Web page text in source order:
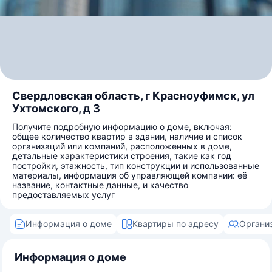
Свердловская область, г Красноуфимск, ул
Ухтомского, д 3
Получите подробную информацию о доме, включая:
общее количество квартир в здании, наличие и список
организаций или компаний, расположенных в доме,
детальные характеристики строения, такие как год
постройки, этажность, тип конструкции и использованные
материалы, информация об управляющей компании: её
название, контактные данные, и качество
предоставляемых услуг
Информация о доме Квартиры по адресу
Информация о доме